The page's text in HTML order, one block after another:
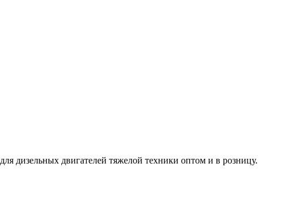
для дизельных двигателей тяжелой техники оптом и в розницу.